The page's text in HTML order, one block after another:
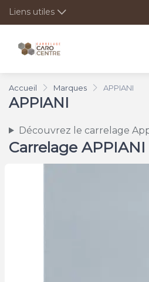
Liens utiles
Accueil Marques APPIANI
APPIANI
Découvrez le carrelage
Carrelage APPIANI